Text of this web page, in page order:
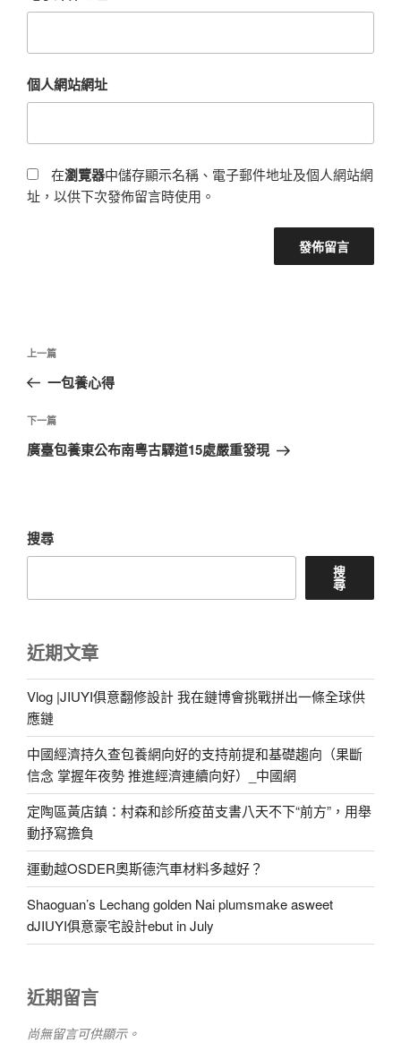
個人網站網址
在瀏覽器中儲存顯示名稱、電子郵件地址及個人網站網
址，以供下次發佈留言時使用。
文
導
覽
上
一
文
章
上一篇
一包養心得
下
一
下一篇
廣臺包養東公布南粵古驛道15處嚴重發現
搜尋
搜
尋
近期文章
Vlog |JIUYI俱意翻修設計 我在鏈博會挑戰拼出一條全球供
應鏈
中國經濟持久查包養網向好的支持前提和基礎趨向（果斷
信念 掌握年夜勢 推進經濟連續向好）_中國網
定陶區黃店鎮：村森和診所疫苗支書八天不下“前方”，用舉
動抒寫擔負
運動越OSDER奧斯德汽車材料多越好？
Shaoguan’s Lechang golden Nai plumsmake asweet
dJIUYI俱意豪宅設計ebut in July
近期留言
尚無留言可供顯示。